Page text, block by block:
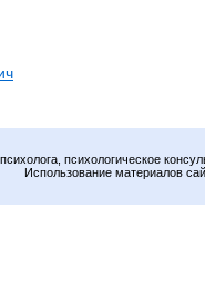
психологическое
Использование материалов